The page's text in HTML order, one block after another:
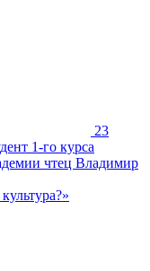
23
1-го курса
чтец Владимир